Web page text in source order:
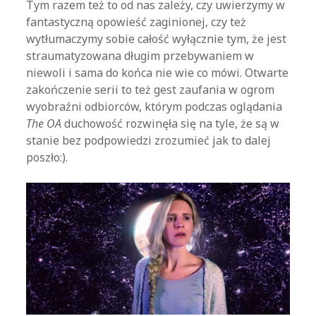
Tym razem też to od nas zależy, czy uwierzymy w
fantastyczną opowieść zaginionej, czy też
wytłumaczymy sobie całość wyłącznie tym, że jest
straumatyzowana długim przebywaniem w
niewoli i sama do końca nie wie co mówi. Otwarte
zakończenie serii to też gest zaufania w ogrom
wyobraźni odbiorców, którym podczas oglądania
The OA duchowość rozwinęła się na tyle, że są w
stanie bez podpowiedzi zrozumieć jak to dalej
poszło:).